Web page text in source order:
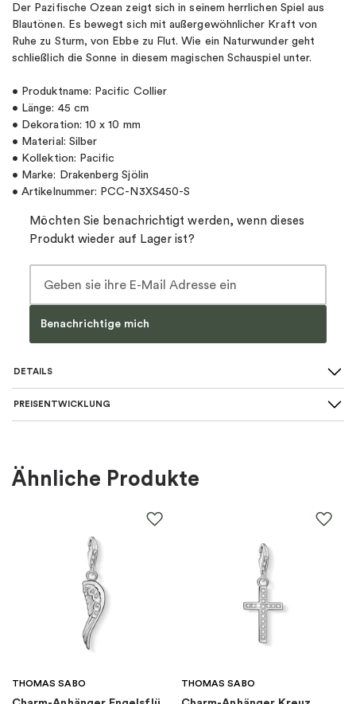
Der Pazifische Ozean zeigt sich in seinem herrlichen Spiel aus
Blautönen. Es bewegt sich mit außergewöhnlicher Kraft von
Ruhe zu Sturm, von Ebbe zu Flut. Wie ein Naturwunder geht
schließlich die Sonne in diesem magischen Schauspiel unter.
• Produktname: Pacific Collier
• Länge: 45 cm
• Dekoration: 10 x 10 mm
• Material: Silber
• Kollektion: Pacific
• Marke: Drakenberg Sjölin
• Artikelnummer: PCC-N3XS450-S
Möchten Sie benachrichtigt werden, wenn dieses
Produkt wieder auf Lager ist?
Benachrichtige mich
DETAILS
SKU
PREISENTWICKLUNG
Ähnliche Produkte
THOMAS SABO THOMAS SABO